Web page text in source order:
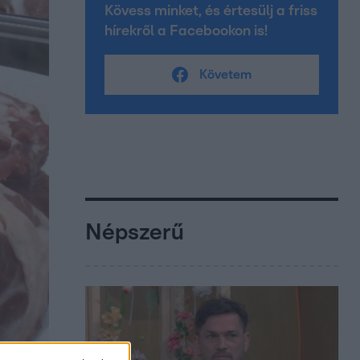
Kövess minket, és értesülj a friss
hírekről a Facebookon is!
Követem
Népszerű